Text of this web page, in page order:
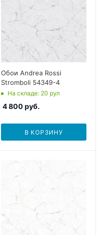
Обои Andrea Rossi
Stromboli 54349-4
На складе: 20 рул
4 800 руб.
В КОРЗИНУ